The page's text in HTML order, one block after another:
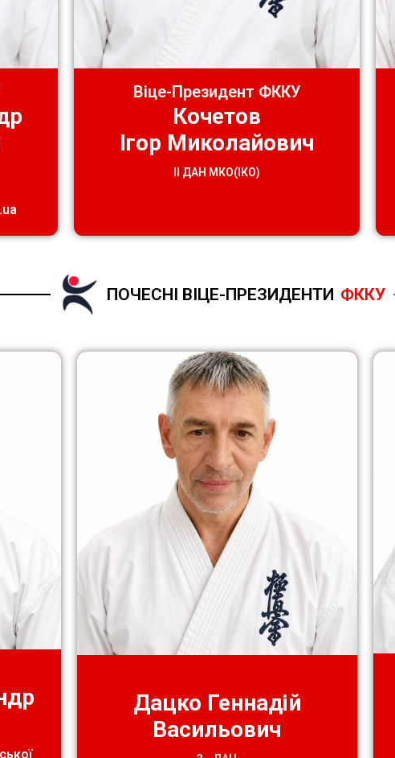
Віце-Президент ФККУ
Кочетов
Ігор Миколайович
ІІ ДАН МКО(ІКО)
ПОЧЕСНІ ВІЦЕ-ПРЕЗИДЕНТИ ФККУ
Дацко Геннадій
Васильович